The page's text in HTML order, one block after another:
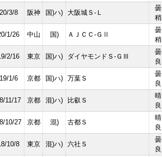
20/3/8 阪神 国)ハ) 大阪城Ｓ-Ｌ
曇
稍
1/26 中山 国) ＡＪＣＣ-ＧⅡ
曇
稍
2/16 東京 国)ハ) ダイヤモンドＳ-ＧⅢ
曇
良
19/1/6 京都 国)ハ) 万葉Ｓ
曇
良
11/17 京都 混)ハ) 比叡Ｓ
晴
良
10/27 京都 混) 古都Ｓ
晴
良
10/8 東京 混)ハ) 六社Ｓ
曇
良